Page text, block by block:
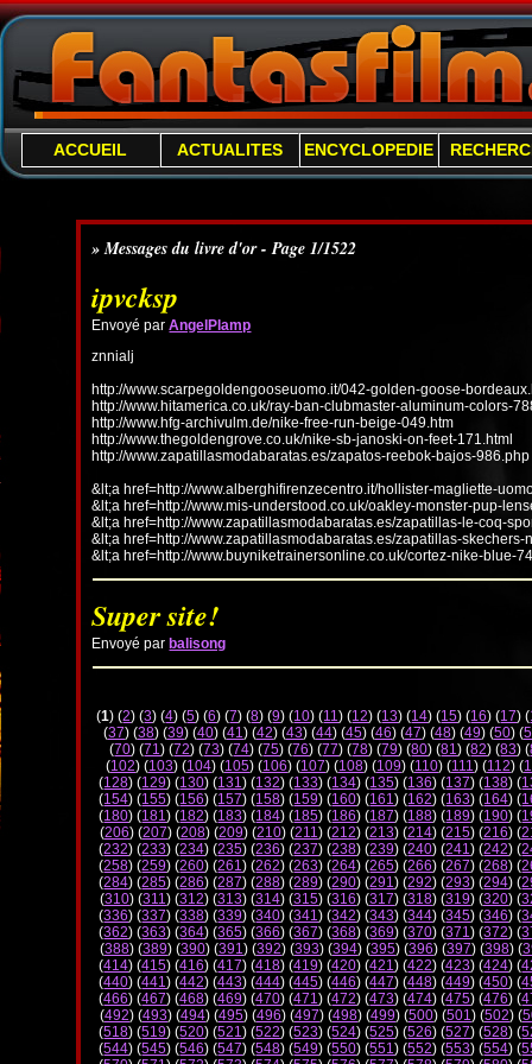
ACCUEIL ACTUALITES ENCYCLOPEDIE
» Messages du livre d'or - Page 1/1522
ipvcksp
Envoyé parAngelPlamp
znnialj
http://www.scarpegoldengooseuomo.it/042-golden-goose-
http://www.hitamerica.co.uk/ray-ban-clubmaster-aluminum-colors-
http://www.hfg-archivulm.de/nike-free-run-beige-049.htm
http://www.thegoldengrove.co.uk/nike-sb-janoski-on-feet-171.html
http://www.zapatillasmodabaratas.es/zapatos-reebok-bajos-986.php
&lt;a href=http://www.alberghifirenzecentro.it/hollister-magliette-
&lt;a href=http://www.mis-understood.co.uk/oakley-monster-pup-
&lt;a href=http://www.zapatillasmodabaratas.es/zapatillas-le-coq-
&lt;a href=http://www.zapatillasmodabaratas.es/zapatillas-
&lt;a href=http://www.buyniketrainersonline.co.uk/cortez-nike-blue-
Super site!
Envoyé par balisong
(1) (2) (3) (4) (5) (6) (7) (8) (9) (10) (11) (12) (13) (14) (15) (16) (17) (
(37) (38) (39) (40) (41) (42) (43) (44) (45) (46) (47) (48) (49) (50) (
(70) (71) (72) (73) (74) (75) (76) (77) (78) (79) (80) (81) (82) (83) (
(102) (103) (104) (105) (106) (107) (108) (109) (110) (111) (112) (
(128) (129) (130) (131) (132) (133) (134) (135) (136) (137) (138) (
(154) (155) (156) (157) (158) (159) (160) (161) (162) (163) (164) (
(180) (181) (182) (183) (184) (185) (186) (187) (188) (189) (190) (
(206) (207) (208) (209) (210) (211) (212) (213) (214) (215) (216) (
(232) (233) (234) (235) (236) (237) (238) (239) (240) (241) (242) (
(258) (259) (260) (261) (262) (263) (264) (265) (266) (267) (268) (
(284) (285) (286) (287) (288) (289) (290) (291) (292) (293) (294) (
(310) (311) (312) (313) (314) (315) (316) (317) (318) (319) (320) (
(336) (337) (338) (339) (340) (341) (342) (343) (344) (345) (346) (
(362) (363) (364) (365) (366) (367) (368) (369) (370) (371) (372) (
(388) (389) (390) (391) (392) (393) (394) (395) (396) (397) (398) (
(414) (415) (416) (417) (418) (419) (420) (421) (422) (423) (424) (
(440) (441) (442) (443) (444) (445) (446) (447) (448) (449) (450) (
(466) (467) (468) (469) (470) (471) (472) (473) (474) (475) (476) (
(492) (493) (494) (495) (496) (497) (498) (499) (500) (501) (502) (
(518) (519) (520) (521) (522) (523) (524) (525) (526) (527) (528) (
(544) (545) (546) (547) (548) (549) (550) (551) (552) (553) (554) (